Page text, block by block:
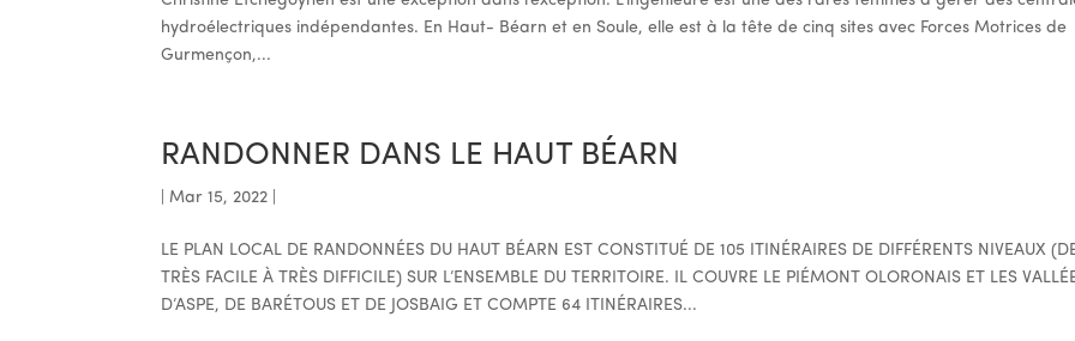
hydroélectriques indépendantes. En Haut- Béarn et en Soule, elle est à la tête de cinq sites avec Forces Motrices de
Gurmençon,...
RANDONNER DANS LE HAUT BÉARN
|Mar 15, 2022
LE PLAN LOCAL DE RANDONNÉES DU HAUT BÉARN EST CONSTITUÉ DE 105 ITINÉRAIRES DE DIFFÉRENTS NIVEAUX
TRÈS FACILE À TRÈS DIFFICILE) SUR L’ENSEMBLE DU TERRITOIRE. IL COUVRE LE PIÉMONT OLORONAIS ET LES
D’ASPE, DE BARÉTOUS ET DE JOSBAIG ET COMPTE 64 ITINÉRAIRES...